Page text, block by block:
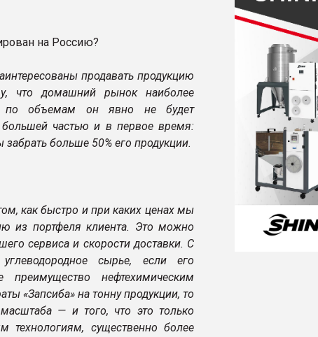
на Россию?
продавать продукцию
что домашний рынок наиболее
по объемам он явно не будет
частью и в первое время:
больше 50% его продукции.
как быстро и при каких ценах мы
из портфеля клиента. Это можно
сервиса и скорости доставки. С
сырье, если его
нефтехимическим
«Запсиба» на тонну продукции, то
— и того, что это только
технологиям, существенно более